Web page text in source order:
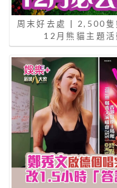
周末好去處 | 2,500隻
12月熊貓主題